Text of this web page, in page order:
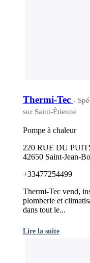
Thermi-Tec -
sur Saint-Étienne
Pompe à chaleur
220 RUE DU
42650 Saint-Jean-
+33477254499
Thermi-Tec vend,
plomberie et
dans tout le...
Lire la suite